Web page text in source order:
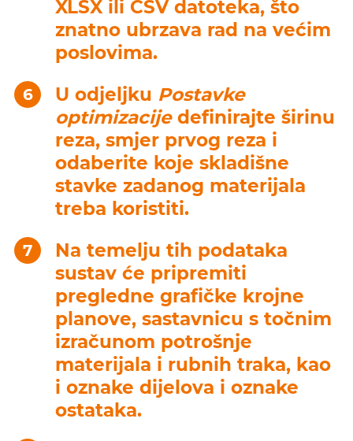
XLSX ili CSV datoteka, što
znatno ubrzava rad na većim
poslovima.
U odjeljku Postavke
optimizacijedefinirajte širinu
reza, smjer prvog reza i
odaberite koje skladišne
stavke zadanog materijala
treba koristiti.
Na temelju tih podataka
sustav će pripremiti
pregledne grafičke krojne
planove, sastavnicu s točnim
izračunom potrošnje
materijala i rubnih traka, kao
i oznake dijelova i oznake
ostataka.